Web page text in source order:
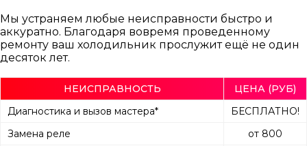
Мы устраняем любые неисправности быстро и
аккуратно. Благодаря вовремя проведенному
ремонту ваш холодильник прослужит ещё не один
десяток лет.
НЕИСПРАВНОСТЬ
ЦЕНА (РУБ)
Диагностика и вызов мастера*
БЕСПЛАТНО!
Замена реле
от 800